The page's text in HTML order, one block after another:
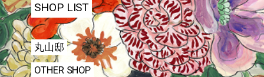
SHOP LIST
丸山邸
OTHER SHOP